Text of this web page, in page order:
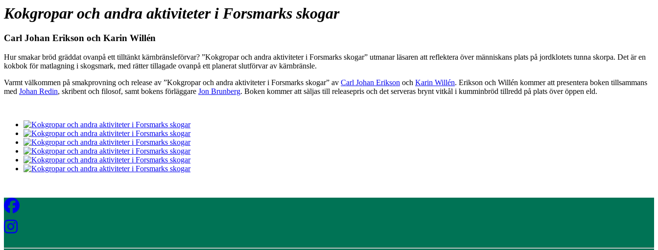
Kokgropar och andra aktiviteter i Forsmarks skogar
Carl Johan Erikson och Karin Willén
Hur smakar bröd gräddat ovanpå ett tilltänkt kärnbränsleförvar? ”Kokgropar och andra aktiviteter i Forsmarks skogar” utmanar läsaren att reflektera över människans plats på jordklotets tunna skorpa. Det är en
kokbok för matlagning i skogsmark, med rätter tillagade ovanpå ett planerat slutförvar av kärnbränsle.
Varmt välkommen på smakprovning och release av ”Kokgropar och andra aktiviteter i Forsmarks skogar” av Carl Johan Erikson och Karin Willén. Erikson och Willén kommer att presentera boken tillsammans
med Johan Redin, skribent och filosof, samt bokens förläggare Jon Brunberg. Boken kommer att säljas till releasepris och det serveras brynt vitkål i kumminbröd tillredd på plats över öppen eld.